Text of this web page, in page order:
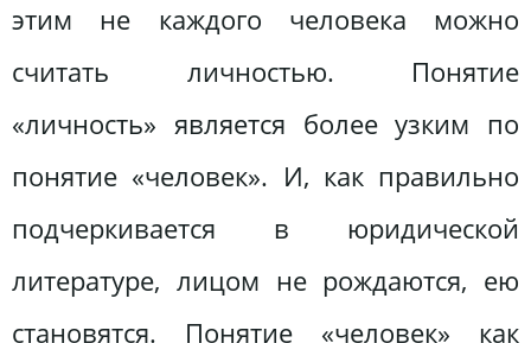
этим не каждого человека можно
считать личностью. Понятие
«личность» является более узким по
понятие «человек». И, как правильно
подчеркивается в юридической
литературе, лицом не рождаются, ею
становятся. Понятие «человек» как